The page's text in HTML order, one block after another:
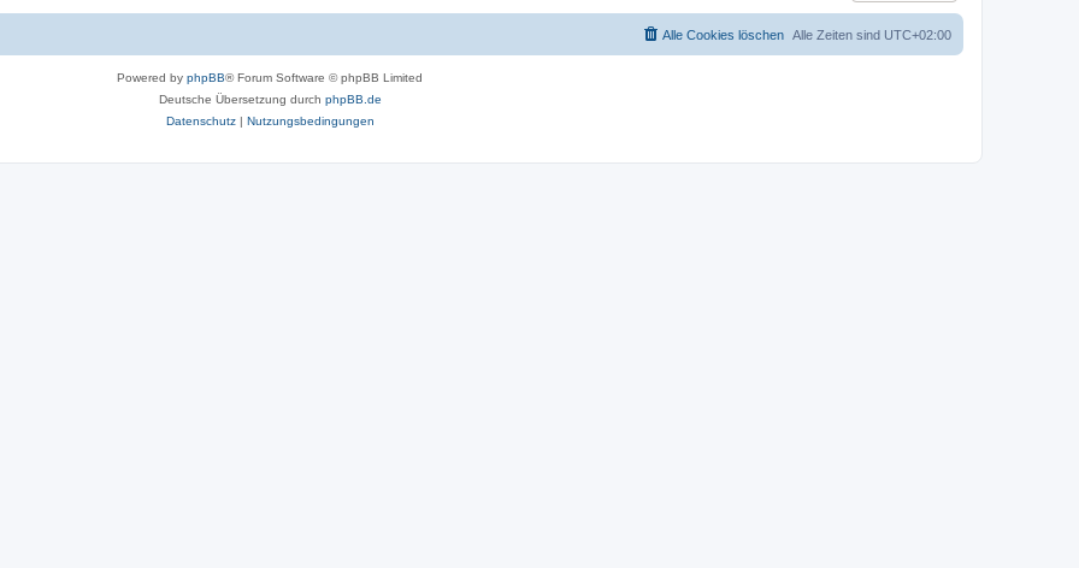
Alle Zeiten sind UTC+02:00
Alle Cookies löschen
Powered by phpBB® Forum Software © phpBB Limited
Deutsche Übersetzung durch phpBB.de
Datenschutz| Nutzungsbedingungen